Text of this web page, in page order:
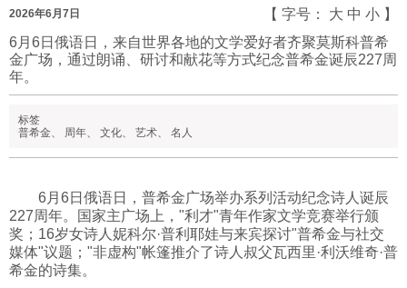
国际
时政
军事
陆军
军事合作
评论
经济
工业
能源
农业
美食
娱乐
漫画
视频
图表
2026年6月7日 【 字号： 大 中 小 】
6月6日俄语日，来自世界各地的文学爱好者齐聚莫斯科普希
金广场，通过朗诵、研讨和献花等方式纪念普希金诞辰227周
年。
标签
普希金、 周年、 文化、 艺术、 名人
6月6日俄语日，普希金广场举办系列活动纪念诗人诞辰
227周年。国家主广场上，"利才"青年作家文学竞赛举行颁
奖；16岁女诗人妮科尔·普利耶娃与来宾探讨"普希金与社交
媒体"议题；"非虚构"帐篷推介了诗人叔父瓦西里·利沃维奇·普
希金的诗集。